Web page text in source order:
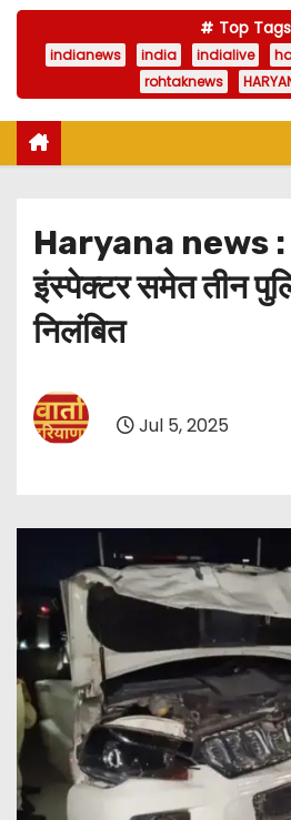
Top Tags
indianews india indialive
rohtaknews
Haryana news :
इंस्पेक्टर समेत तीन
निलंबित
Jul 5, 2025